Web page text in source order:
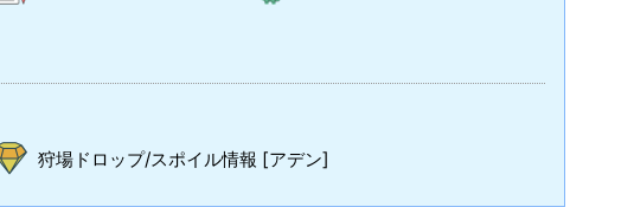
狩場ドロップ/スポイル情報 [アデン]